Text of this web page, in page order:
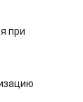
при